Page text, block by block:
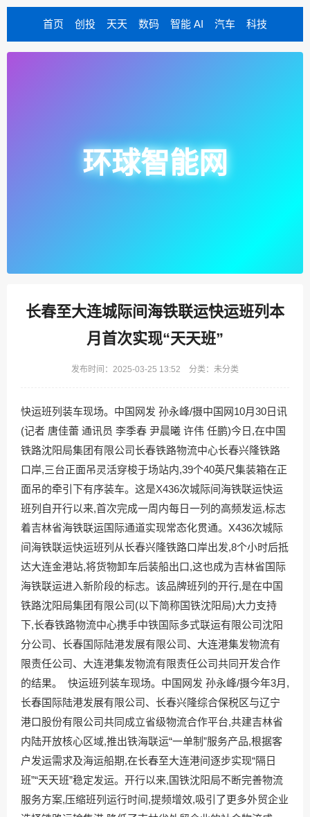
首页 创投 天天 数码 智能 AI 汽车 科技
环球智能网
长春至大连城际间海铁联运快运班列本
月首次实现“天天班”
发布时间：2025-03-25 13:52 分类：未分类
快运班列装车现场。中国网发 孙永峰/摄中国网10月30日讯
(记者 唐佳蕾 通讯员 李季春 尹晨曦 许伟 任鹏)今日,在中国
铁路沈阳局集团有限公司长春铁路物流中心长春兴隆铁路
口岸,三台正面吊灵活穿梭于场站内,39个40英尺集装箱在正
面吊的牵引下有序装车。这是X436次城际间海铁联运快运
班列自开行以来,首次完成一周内每日一列的高频发运,标志
着吉林省海铁联运国际通道实现常态化贯通。X436次城际
间海铁联运快运班列从长春兴隆铁路口岸出发,8个小时后抵
达大连金港站,将货物卸车后装船出口,这也成为吉林省国际
海铁联运进入新阶段的标志。该品牌班列的开行,是在中国
铁路沈阳局集团有限公司(以下简称国铁沈阳局)大力支持
下,长春铁路物流中心携手中铁国际多式联运有限公司沈阳
分公司、长春国际陆港发展有限公司、大连港集发物流有
限责任公司、大连港集发物流有限责任公司共同开发合作
的结果。 快运班列装车现场。中国网发 孙永峰/摄今年3月,
长春国际陆港发展有限公司、长春兴隆综合保税区与辽宁
港口股份有限公司共同成立省级物流合作平台,共建吉林省
内陆开放核心区域,推出铁海联运“一单制”服务产品,根据客
户发运需求及海运船期,在长春至大连港间逐步实现“隔日
班”“天天班”稳定发运。开行以来,国铁沈阳局不断完善物流
服务方案,压缩班列运行时间,提频增效,吸引了更多外贸企业